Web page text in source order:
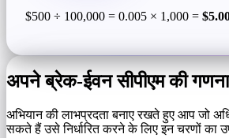
$500 ÷ 100,000 = 0.005 × 1,000 =
अपने ब्रेक-ईवन सीपीएम की
अभियान की लाभप्रदता बनाए रखते हुए आप जो
सकते हैं उसे निर्धारित करने के लिए इन चरणों का